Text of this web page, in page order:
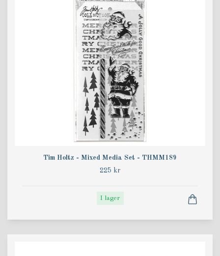
Tim Holtz - Mixed Media Set - THMM189
225 kr
I lager